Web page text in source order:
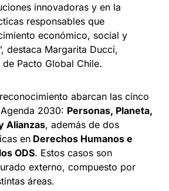
innovadoras y en la
responsables que
económico, social y
destaca Margarita Ducci,
Pacto Global Chile.
abarcan las cinco
2030: Personas, Planeta,
Alianzas, además de dos
en Derechos Humanos e
ODS. Estos casos son
externo, compuesto por
áreas.